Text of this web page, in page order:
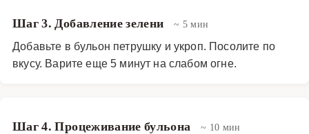
Шаг 3. Добавление зелени ~ 5 мин
Добавьте в бульон петрушку и укроп. Посолите по
вкусу. Варите еще 5 минут на слабом огне.
Шаг 4. Процеживание бульона ~ 10 мин